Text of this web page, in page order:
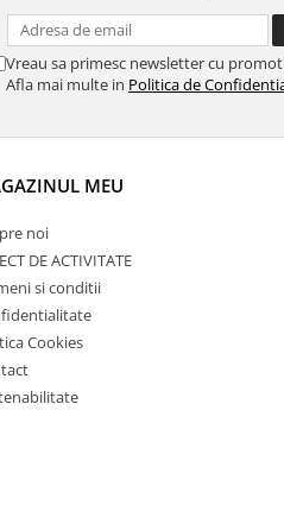
Vreau sa primesc newsletter cu
Afla mai multe in Politica de
MEU
noi
DE ACTIVITATE
si conditii
Cookies